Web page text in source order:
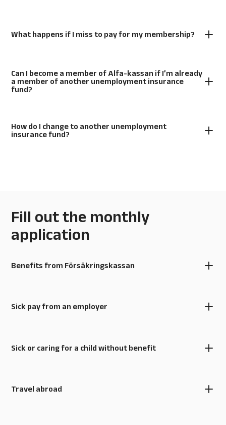
What happens if I miss to pay for my membership?
Can I become a member of Alfa-kassan if I’m already
a member of another unemployment insurance
fund?
How do I change to another unemployment
insurance fund?
Fill out the monthly
application
Benefits from Försäkringskassan
Sick pay from an employer
Sick or caring for a child without benefit
Travel abroad